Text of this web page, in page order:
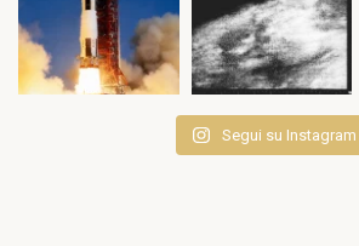
Segui su Instagram